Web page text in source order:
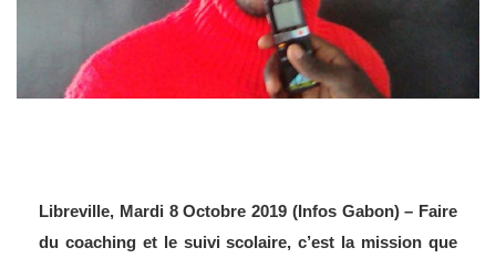
Libreville, Mardi 8 Octobre 2019 (Infos Gabon) – Faire
du coaching et le suivi scolaire, c’est la mission que